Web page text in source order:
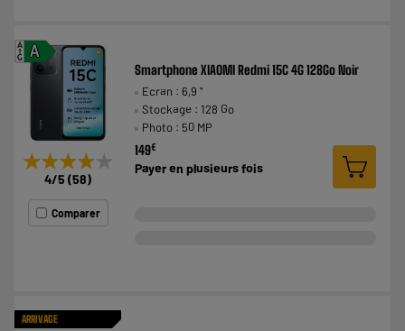
A
A
G
★★★★★
★★★★★
4/5 (58)
Comparer
Smartphone XIAOMI Redmi 15C 4G 128Go Noir
Ecran : 6,9 "
Stockage : 128 Go
Photo : 50 MP
149€
Payer en plusieurs fois
ARRIVAGE